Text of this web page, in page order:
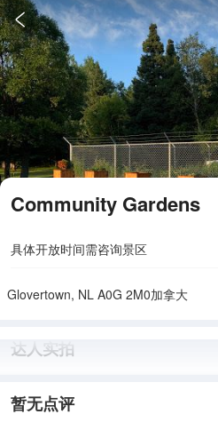

Community Gardens
具体开放时间需咨询景区
Glovertown, NL A0G 2M0加拿大
达人实拍
暂无点评